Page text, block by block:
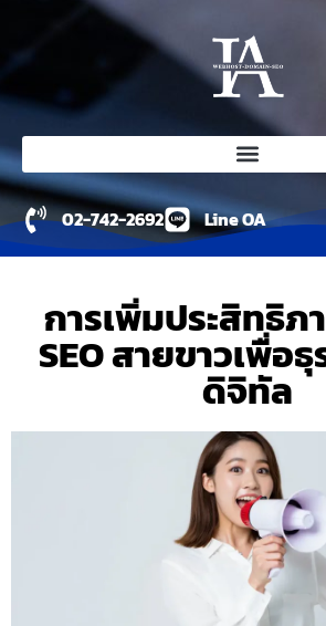
02-742-2692 Line OA
การเพิ่มประสิทธิภ
SEO สายขาวเพื่อ
ดิจิทัล